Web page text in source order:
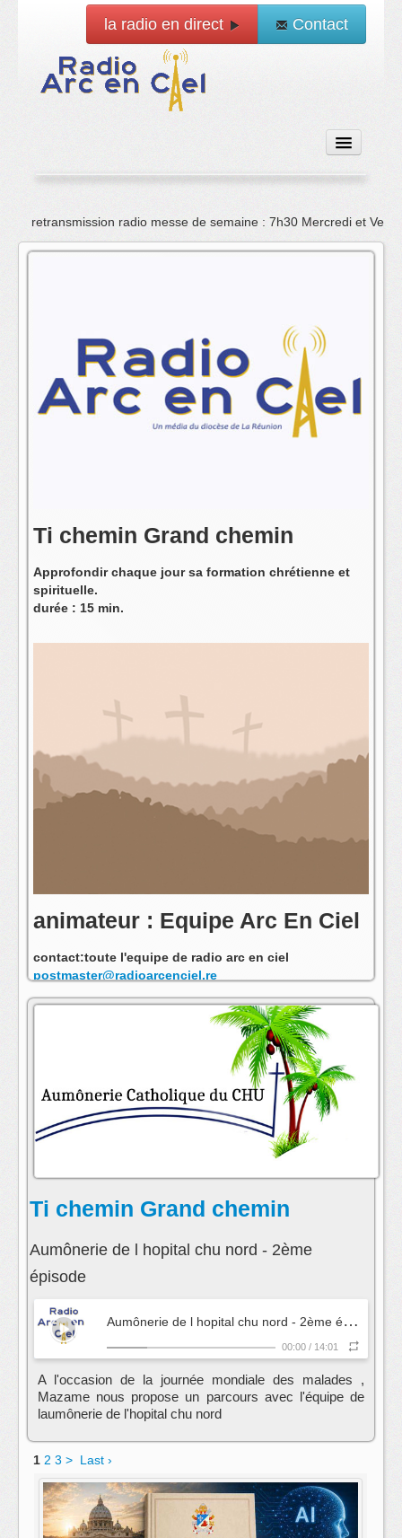
la radio en direct Contact
Accueil
Emissions
La radio
L'équipe
retransmission radio messe de semaine : 7h30 Mercredi et
Ti chemin Grand chemin
Approfondir chaque jour sa formation chrétienne et
spirituelle.
durée : 15 min.
animateur : Equipe Arc En Ciel
contact:toute l'equipe de radio arc en ciel
postmaster@radioarcenciel.re
s'abonner au fil rss de cette emission:
Ti chemin Grand chemin
Aumônerie de l hopital chu nord - 2ème
épisode
A
umônerie de l hopital chu nord - 2ème épisode
00:00 / 14:01
A l'occasion de la journée mondiale des malades ,
Mazame nous propose un parcours avec l'équipe de
laumônerie de l'hopital chu nord
1 2 3 > Last ›